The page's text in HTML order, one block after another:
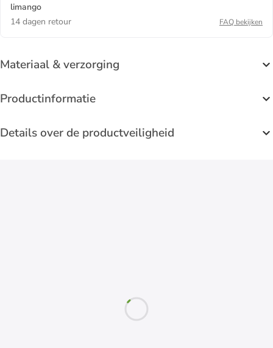
limango
14 dagen retour
FAQ bekijken
Materiaal & verzorging
Productinformatie
Details over de productveiligheid